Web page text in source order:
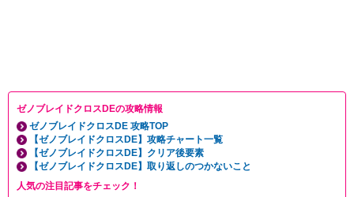
ゼノブレイドクロスDEの攻略情報
ゼノブレイドクロスDE 攻略TOP
【ゼノブレイドクロスDE】攻略チャート一覧
【ゼノブレイドクロスDE】クリア後要素
【ゼノブレイドクロスDE】取り返しのつかないこと
人気の注目記事をチェック！